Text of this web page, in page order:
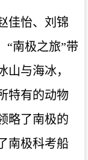
佳怡、刘锦
“南极之旅”带
与海冰，
特有的动物
略了南极的
南极科考船